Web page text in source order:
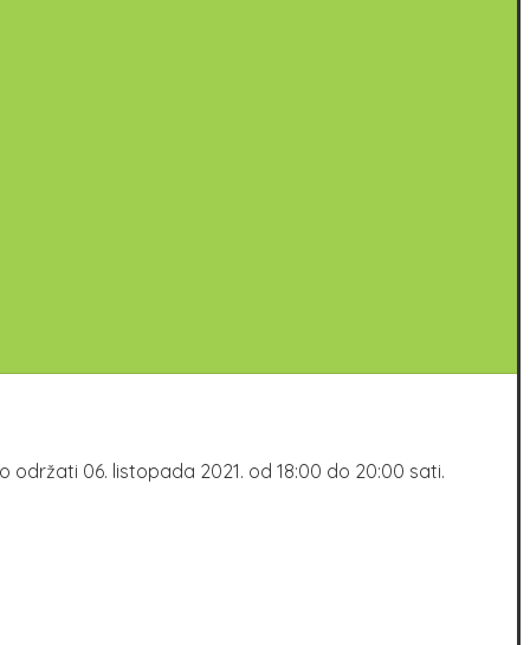
održati 06. listopada 2021. od 18:00 do 20:00 sati.